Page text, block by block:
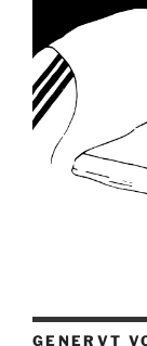
GENERVT